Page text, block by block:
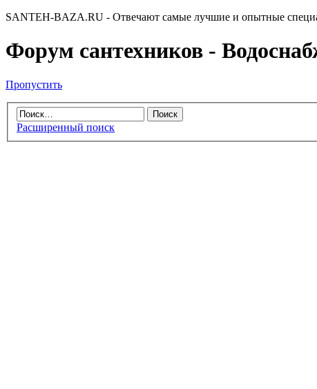
SANTEH-BAZA.RU - Отвечают самые лучшие и опытные
Форум сантехников -
Пропустить
Расширенный поиск